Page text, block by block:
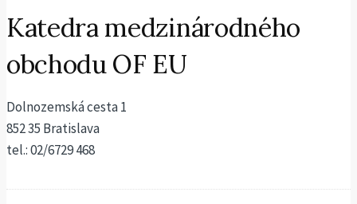
Katedra medzinárodného
obchodu OF EU
Dolnozemská cesta 1
852 35 Bratislava
tel.: 02/6729 468